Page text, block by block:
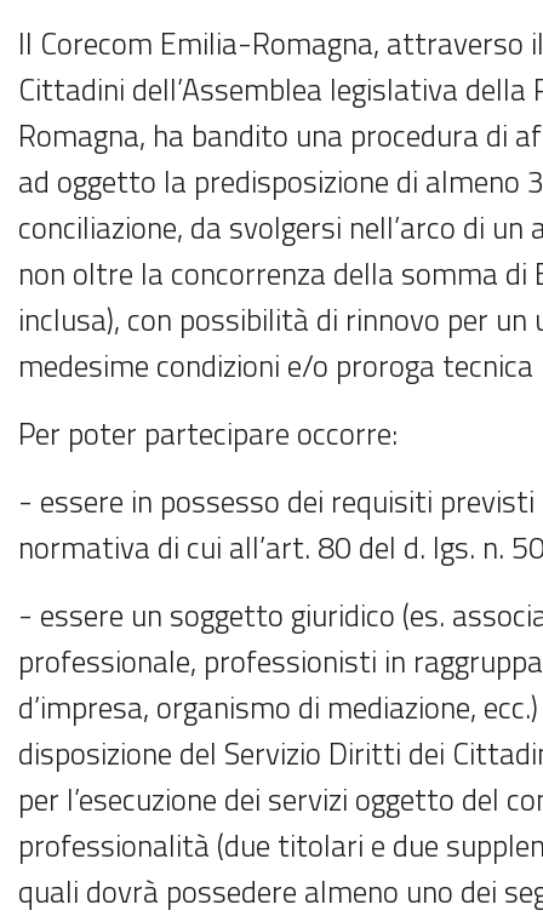
Il Corecom Emilia-Romagna, attraverso
Cittadini dell’Assemblea legislativa della
Romagna, ha bandito una procedura di
ad oggetto la predisposizione di almeno
conciliazione, da svolgersi nell’arco di
non oltre la concorrenza della somma di
inclusa), con possibilità di rinnovo per
medesime condizioni e/o proroga
Per poter partecipare occorre:
- essere in possesso dei requisiti
normativa di cui all’art. 80 del d. lgs. n.
- essere un soggetto giuridico (es.
professionale, professionisti in
d’impresa, organismo di mediazione,
disposizione del Servizio Diritti dei
per l’esecuzione dei servizi oggetto del
professionalità (due titolari e due
quali dovrà possedere almeno uno dei